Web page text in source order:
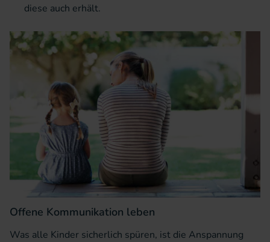
diese auch erhält.
Offene Kommunikation leben
Was alle Kinder sicherlich spüren, ist die Anspannung